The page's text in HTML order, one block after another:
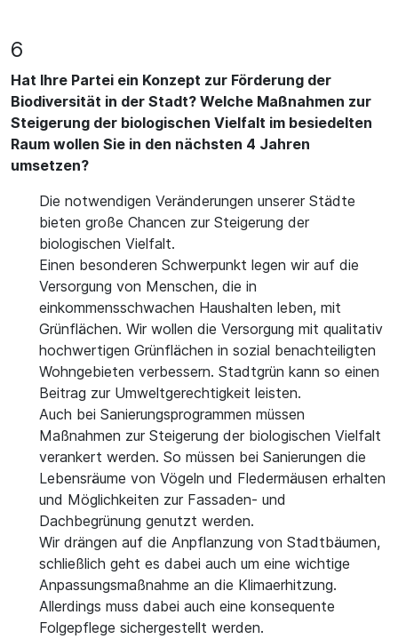
6
Hat Ihre Partei ein Konzept zur Förderung der
Biodiversität in der Stadt? Welche Maßnahmen zur
Steigerung der biologischen Vielfalt im besiedelten
Raum wollen Sie in den nächsten 4 Jahren
umsetzen?
Die notwendigen Veränderungen unserer Städte
bieten große Chancen zur Steigerung der
biologischen Vielfalt.
Einen besonderen Schwerpunkt legen wir auf die
Versorgung von Menschen, die in
einkommensschwachen Haushalten leben, mit
Grünflächen. Wir wollen die Versorgung mit qualitativ
hochwertigen Grünflächen in sozial benachteiligten
Wohngebieten verbessern. Stadtgrün kann so einen
Beitrag zur Umweltgerechtigkeit leisten.
Auch bei Sanierungsprogrammen müssen
Maßnahmen zur Steigerung der biologischen Vielfalt
verankert werden. So müssen bei Sanierungen die
Lebensräume von Vögeln und Fledermäusen erhalten
und Möglichkeiten zur Fassaden- und
Dachbegrünung genutzt werden.
Wir drängen auf die Anpflanzung von Stadtbäumen,
schließlich geht es dabei auch um eine wichtige
Anpassungsmaßnahme an die Klimaerhitzung.
Allerdings muss dabei auch eine konsequente
Folgepflege sichergestellt werden.